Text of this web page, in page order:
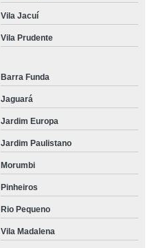
Vila Jacuí
Vila Prudente
Barra Funda
Jaguará
Jardim Europa
Jardim Paulistano
Morumbi
Pinheiros
Rio Pequeno
Vila Madalena